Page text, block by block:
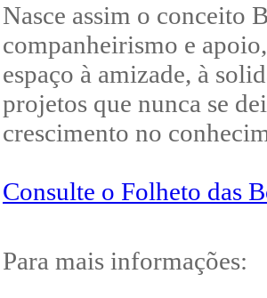
Nasce assim o conceito
companheirismo e
espaço à amizade, à
projetos que nunca se
crescimento no
Consulte o Folheto das
Para mais informações: